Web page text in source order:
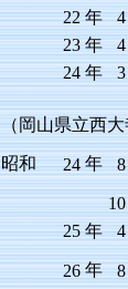
22 年 4
23 年 4
24 年 3
（岡山県立西
昭和 24 年 8
10
25 年 4
26 年 8